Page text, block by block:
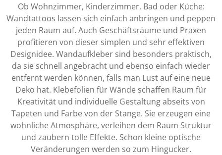
Ob Wohnzimmer, Kinderzimmer, Bad oder Küche:
Wandtattoos lassen sich einfach anbringen und peppen
jeden Raum auf. Auch Geschäftsräume und Praxen
profitieren von dieser simplen und sehr effektiven
Designidee. Wandaufkleber sind besonders praktisch,
da sie schnell angebracht und ebenso einfach wieder
entfernt werden können, falls man Lust auf eine neue
Deko hat. Klebefolien für Wände schaffen Raum für
Kreativität und individuelle Gestaltung abseits von
Tapeten und Farbe von der Stange. Sie erzeugen eine
wohnliche Atmosphäre, verleihen dem Raum Struktur
und zaubern tolle Effekte. Schon kleine optische
Veränderungen werden so zum Hingucker.